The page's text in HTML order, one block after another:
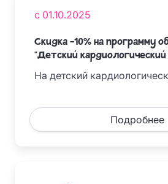
с 01.10.2025
Скидка -10% на программу
"Детский
На детский
Подробнее